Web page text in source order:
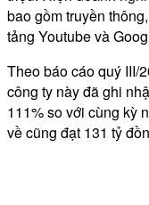
bao gồm truyền
tảng Youtube và
Theo báo cáo quý III/
công ty này đã ghi
111% so với cùng kỳ
về cũng đạt 131 tỷ